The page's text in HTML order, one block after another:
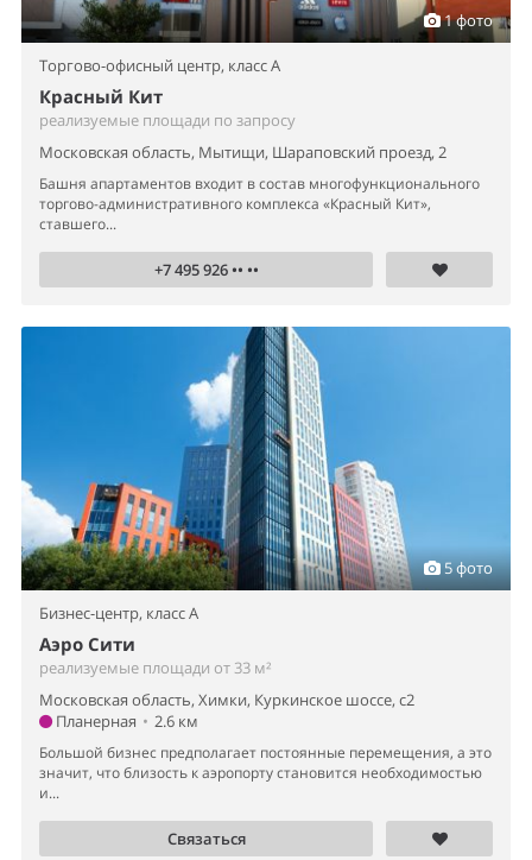
1 фото
Торгово-офисный центр, класс A
Красный Кит
реализуемые площади по запросу
Московская область, Мытищи, Шараповский проезд, 2
Башня апартаментов входит в состав многофункционального
торгово-административного комплекса «Красный Кит»,
ставшего...
+7 495 926 •• ••
5 фото
Бизнес-центр, класс A
Аэро Сити
реализуемые площади от 33 м²
Московская область, Химки, Куркинское шоссе, с2
Планерная • 2.6 км
Большой бизнес предполагает постоянные перемещения, а это
значит, что близость к аэропорту становится необходимостью
и...
Связаться